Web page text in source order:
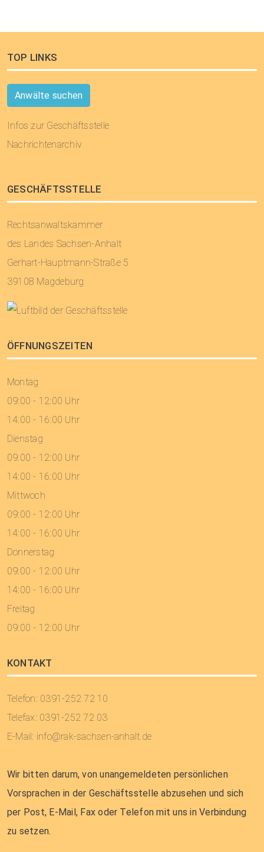
TOP LINKS
Anwälte suchen
Infos zur Geschäftsstelle
Nachrichtenarchiv
GESCHÄFTSSTELLE
Rechtsanwaltskammer
des Landes Sachsen-Anhalt
Gerhart-Hauptmann-Straße 5
39108 Magdeburg
ÖFFNUNGSZEITEN
Montag
09:00 - 12:00 Uhr
14:00 - 16:00 Uhr
Dienstag
09:00 - 12:00 Uhr
14:00 - 16:00 Uhr
Mittwoch
09:00 - 12:00 Uhr
14:00 - 16:00 Uhr
Donnerstag
09:00 - 12:00 Uhr
14:00 - 16:00 Uhr
Freitag
09:00 - 12:00 Uhr
KONTAKT
Telefon: 0391-252 72 10
Telefax: 0391-252 72 03
E-Mail: info@rak-sachsen-anhalt.de
Wir bitten darum, von unangemeldeten persönlichen
Vorsprachen in der Geschäftsstelle abzusehen und sich
per Post, E-Mail, Fax oder Telefon mit uns in Verbindung
zu setzen.